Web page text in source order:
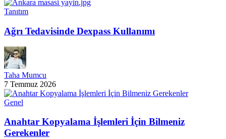
Tanıtım
Ağrı Tedavisinde Dexpass Kullanımı
Taha Mumcu
7 Temmuz 2026
Genel
Anahtar Kopyalama İşlemleri İçin Bilmeniz
Gerekenler